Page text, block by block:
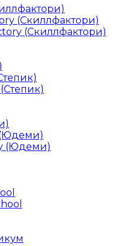
(Скиллфактори)
(Скиллфактори)
(Юдеми)